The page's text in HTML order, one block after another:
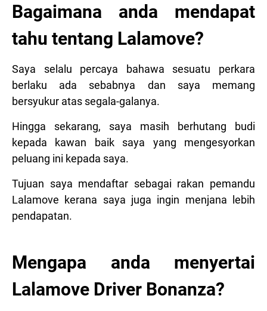
Bagaimana anda mendapat
tahu tentang Lalamove?
Saya selalu percaya bahawa sesuatu perkara
berlaku ada sebabnya dan saya memang
bersyukur atas segala-galanya.
Hingga sekarang, saya masih berhutang budi
kepada kawan baik saya yang mengesyorkan
peluang ini kepada saya.
Tujuan saya mendaftar sebagai rakan pemandu
Lalamove kerana saya juga ingin menjana lebih
pendapatan.
Mengapa anda menyertai
Lalamove Driver Bonanza?